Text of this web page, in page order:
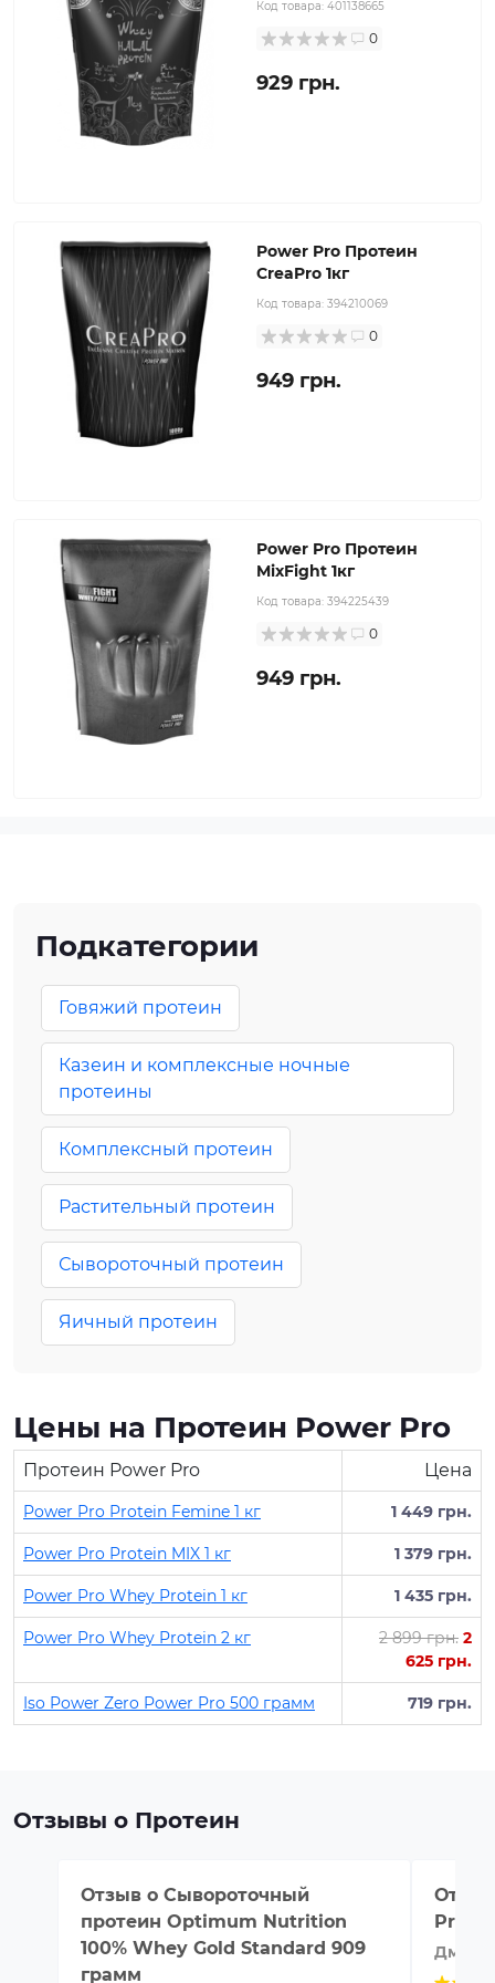
Код товара: 401138665
0
929 грн.
Power Pro Протеин
CreaPro 1кг
Код товара: 394210069
0
949 грн.
Power Pro Протеин
MixFight 1кг
Код товара: 394225439
0
949 грн.
Подкатегории
Говяжий протеин
Казеин и комплексные ночные
протеины
Комплексный протеин
Растительный протеин
Сывороточный протеин
Яичный протеин
Цены на Протеин Power Pro
Протеин Power Pro Цена
Power Pro Protein Femine 1 кг 1 449 грн.
Power Pro Protein MIX 1 кг 1 379 грн.
Power Pro Whey Protein 1 кг 1 435 грн.
Power Pro Whey Protein 2 кг 2 899 грн. 2
625 грн.
Iso Power Zero Power Pro 500 грамм 719 грн.
Отзывы о Протеин
Отзыв о Сывороточный
протеин Optimum Nutrition
100% Whey Gold Standard 909
грамм